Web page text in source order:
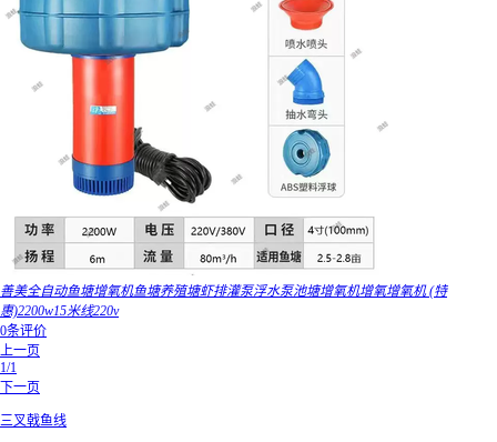
善美全自动鱼塘增氧机鱼塘养殖塘虾排灌泵浮水泵池塘增氧机增氧增氧机 (特
惠)2200w15米线220v
0条评价
上一页
1/1
下一页
三叉戟鱼线